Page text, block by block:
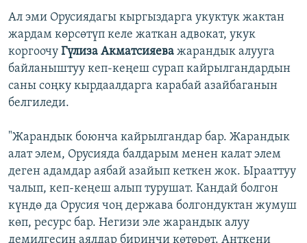
Ал эми Орусиядагы кыргыздарга укуктук жактан
жардам көрсөтүп келе жаткан адвокат, укук
коргоочу Гүлиза Акматсияева жарандык алууга
байланыштуу кеп-кеңеш сурап кайрылгандардын
саны соңку кырдаалдарга карабай азайбаганын
белгиледи.
"Жарандык боюнча кайрылгандар бар. Жарандык
алат элем, Орусияда балдарым менен калат элем
деген адамдар аябай азайып кеткен жок. Ырааттуу
чалып, кеп-кеңеш алып турушат. Кандай болгон
күндө да Орусия чоң держава болгондуктан жумуш
көп, ресурс бар. Негизи эле жарандык алуу
демилгесин аялдар биринчи көтөрөт. Анткени